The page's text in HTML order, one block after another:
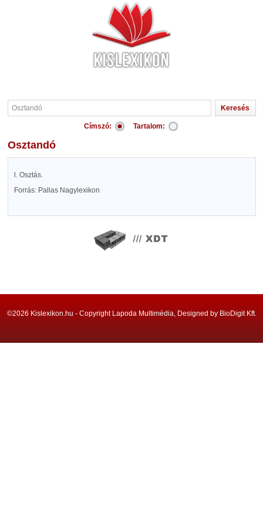
Címszó: Tartalom:
Osztandó
l. Osztás.
Forrás: Pallas Nagylexikon
©2026 Kislexikon.hu - Copyright Lapoda Multimédia, Designed by BioDigit Kft.